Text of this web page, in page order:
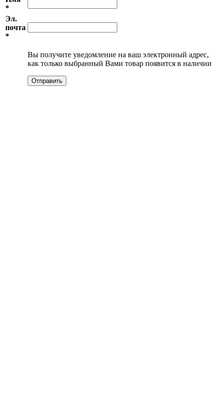
*
Эл.
почта
*
Вы получите уведомление на ваш электронный адрес,
как только выбранный Вами товар появится в наличии